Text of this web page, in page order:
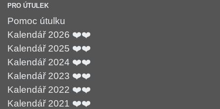
PRO ÚTULEK
Pomoc útulku
Kalendář 2026 ❤️❤️
Kalendář 2025 ❤️❤️
Kalendář 2024 ❤️❤️
Kalendář 2023 ❤️❤️
Kalendář 2022 ❤️❤️
Kalendář 2021 ❤️❤️